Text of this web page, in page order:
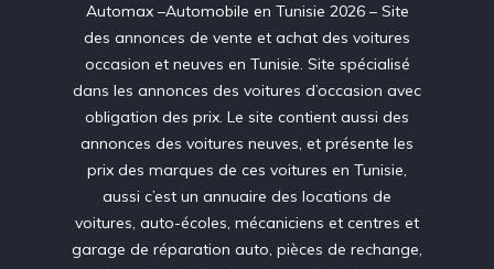
Automax –Automobile en Tunisie 2026 – Site
des annonces de vente et achat des voitures
occasion et neuves en Tunisie. Site spécialisé
dans les annonces des voitures d’occasion avec
obligation des prix. Le site contient aussi des
annonces des voitures neuves, et présente les
prix des marques de ces voitures en Tunisie,
aussi c’est un annuaire des locations de
voitures, auto-écoles, mécaniciens et centres et
garage de réparation auto, pièces de rechange,